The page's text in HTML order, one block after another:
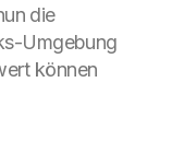
die
Umgebung
können